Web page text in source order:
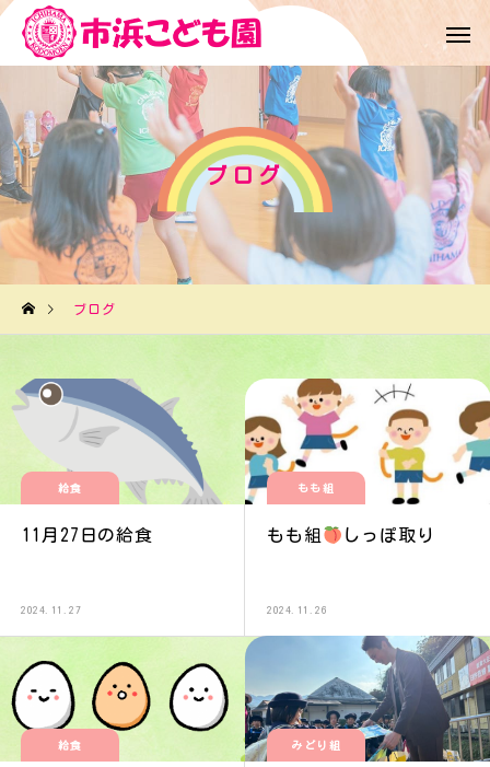
ブログ
ブログ
給食
11月27日の給食
2024.11.27
もも組
もも組 しっぽ取り
2024.11.26
給食 みどり組